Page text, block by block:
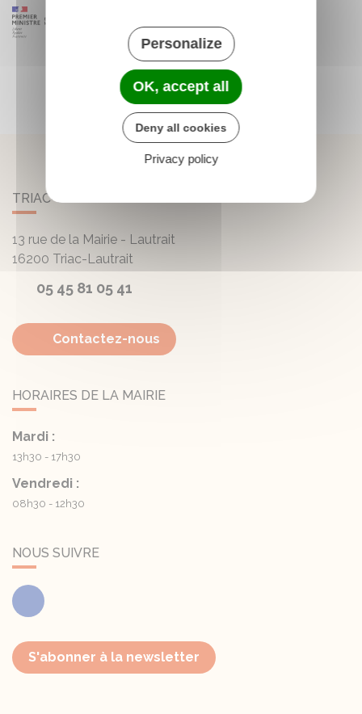
TRIAC-LAUTRAIT
13 rue de la Mairie - Lautrait
16200 Triac-Lautrait
05 45 81 05 41
Contactez-nous
HORAIRES DE LA MAIRIE
Mardi :
13h30 - 17h30
Vendredi :
08h30 - 12h30
NOUS SUIVRE
Facebook
S'abonner à la newsletter
Personalize
OK, accept all
Deny all cookies
Privacy policy